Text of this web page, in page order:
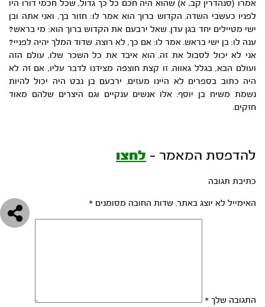
אמרו (סנהדרין קב, א) שהוא היה חכם כל כך גדול, שכל חכמי דורו היו
לפניו כעשבי השדה. הקדוש ברוך הוא אמר לו: חזור בך, ואני אתה ובן
ישי מטיילים יחד בגן עדן. שאל ירבעם את הקדוש ברוך הוא: מי בראש?
ענה לו: בן ישי בראש. אמר לו: אם כך, לא רוצה. שדוד המלך יהיה לפניי?
אני לא יכול לסבול את זה. הוא איבד את כל השכר שלו, עולם הזה
ועולם הבא, בגלל גאווה. זו קצת חוצפה מצידנו לדבר עליו, אם זה לא
היה כתוב בספרים לא היינו מעזים. ירבעם בן נבט היה יכול להיות
נשמת משיח בן יוסף. אלו אנשים ענקיים וגם היצרים שלהם מאוד
חזקים.
להדפסת המאמר – לחצו
כתיבת תגובה
האימייל לא יוצג באתר. שדות החובה מסומנים *
התגובה שלך *